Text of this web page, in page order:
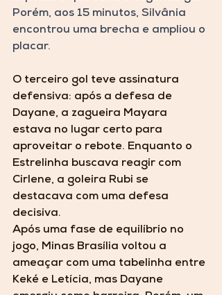
Porém, aos 15 minutos, Silvânia
encontrou uma brecha e ampliou o
placar.
O terceiro gol teve assinatura
defensiva: após a defesa de
Dayane, a zagueira Mayara
estava no lugar certo para
aproveitar o rebote. Enquanto o
Estrelinha buscava reagir com
Cirlene, a goleira Rubi se
destacava com uma defesa
decisiva.
Após uma fase de equilíbrio no
jogo, Minas Brasília voltou a
ameaçar com uma tabelinha entre
Keké e Letícia, mas Dayane